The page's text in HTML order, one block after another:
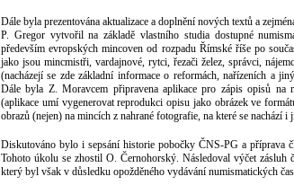
Dále byla prezentována aktualizace a doplnění nových textů a
P. Gregor vytvořil na základě vlastního studia dostupné
především evropských mincoven od rozpadu Římské říše po
jako jsou mincmistři, vardajnové, rytci, řezači želez, správci,
(nacházejí se zde základní informace o reformách, nařízeních a
Dále byla Z. Moravcem připravena aplikace pro zápis opisů
(aplikace umí vygenerovat reprodukci opisu jako obrázek ve
obrazů (nejen) na mincích z nahrané fotografie, na které se nachází
Diskutováno bylo i sepsání historie pobočky ČNS-PG a
Tohoto úkolu se zhostil O. Černohorský. Následoval výčet
který byl však v důsledku opožděného vydávání numismatických